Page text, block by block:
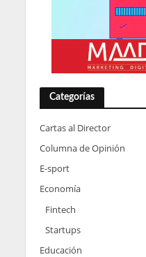
Categorías
Cartas al Director
Columna de Opinión
E-sport
Economía
Fintech
Startups
Educación